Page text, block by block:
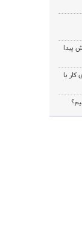
پیدا
با